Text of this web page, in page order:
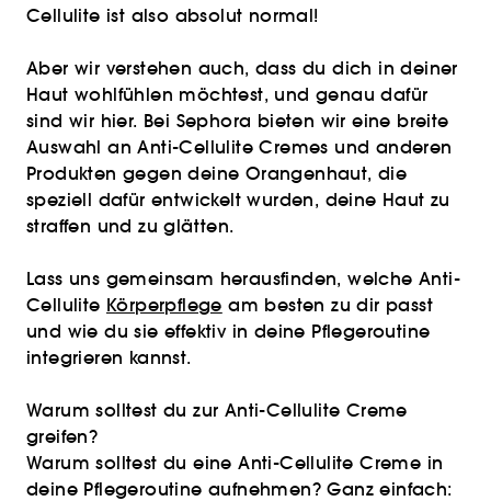
Cellulite ist also absolut normal!
Aber wir verstehen auch, dass du dich in deiner
Haut wohlfühlen möchtest, und genau dafür
sind wir hier. Bei Sephora bieten wir eine breite
Auswahl an Anti-Cellulite Cremes und anderen
Produkten gegen deine Orangenhaut, die
speziell dafür entwickelt wurden, deine Haut zu
straffen und zu glätten.
Lass uns gemeinsam herausfinden, welche Anti-
Cellulite Körperpflege am besten zu dir passt
und wie du sie effektiv in deine Pflegeroutine
integrieren kannst.
Warum solltest du zur Anti-Cellulite Creme
greifen?
Warum solltest du eine Anti-Cellulite Creme in
deine Pflegeroutine aufnehmen? Ganz einfach: